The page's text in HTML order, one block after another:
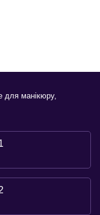
для манікюру,